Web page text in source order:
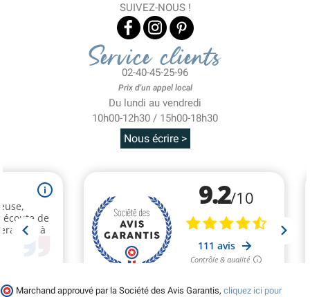
SUIVEZ-NOUS !
Service clients
02-40-45-25-96
Prix d'un appel local
Du lundi au vendredi
10h00-12h30 / 15h00-18h30
Nous écrire >
Marchand approuvé par la Société des Avis Garantis, cliquez ici pour